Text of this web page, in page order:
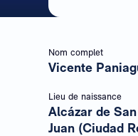
Nom complet
Vicente
Lieu de naissance
Alcázar de San
Juan (Ciudad